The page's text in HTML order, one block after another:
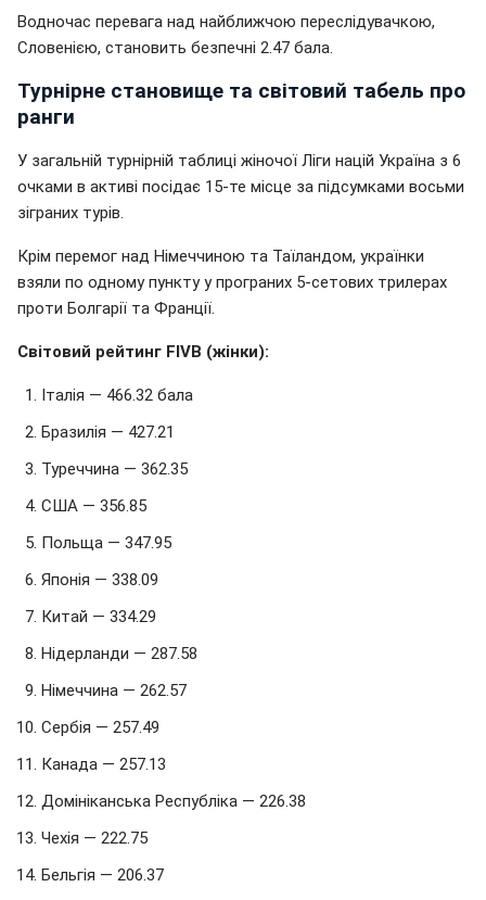
Водночас перевага над найближчою переслідувачкою,
Словенією, становить безпечні 2.47 бала.
Турнірне становище та світовий табель про
ранги
У загальній турнірній таблиці жіночої Ліги націй Україна з 6
очками в активі посідає 15-те місце за підсумками восьми
зіграних турів.
Крім перемог над Німеччиною та Таїландом, українки
взяли по одному пункту у програних 5-сетових трилерах
проти Болгарії та Франції.
Світовий рейтинг FIVB (жінки):
Італія — 466.32 бала
Бразилія — 427.21
Туреччина — 362.35
США — 356.85
Польща — 347.95
Японія — 338.09
Китай — 334.29
Нідерланди — 287.58
Німеччина — 262.57
Сербія — 257.49
Канада — 257.13
Домініканська Республіка — 226.38
Чехія — 222.75
Бельгія — 206.37